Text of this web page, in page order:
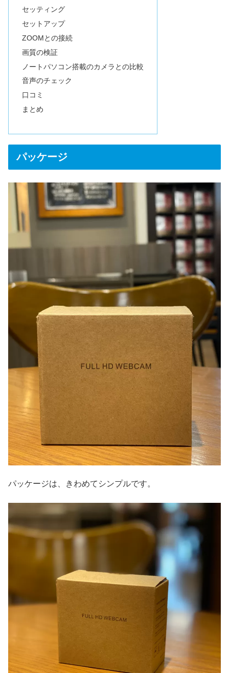
セッティング
セットアップ
ZOOMとの接続
画質の検証
ノートパソコン搭載のカメラとの比較
音声のチェック
口コミ
まとめ
パッケージ
パッケージは、きわめてシンプルです。